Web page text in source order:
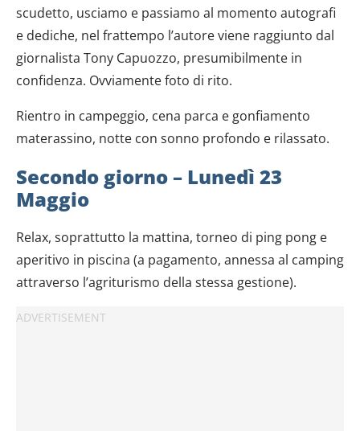
scudetto, usciamo e passiamo al momento autografi
e dediche, nel frattempo l’autore viene raggiunto dal
giornalista Tony Capuozzo, presumibilmente in
confidenza. Ovviamente foto di rito.
Rientro in campeggio, cena parca e gonfiamento
materassino, notte con sonno profondo e rilassato.
Secondo giorno – Lunedì 23
Maggio
Relax, soprattutto la mattina, torneo di ping pong e
aperitivo in piscina (a pagamento, annessa al camping
attraverso l’agriturismo della stessa gestione).